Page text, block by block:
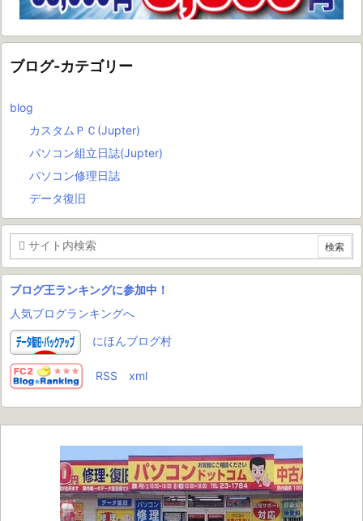
ブログ-カテゴリー
blog
カスタムＰＣ(Jupter)
パソコン組立日誌(Jupter)
パソコン修理日誌
データ復旧
ブログ王ランキングに参加中！
人気ブログランキングへ
にほんブログ村
RSS xml